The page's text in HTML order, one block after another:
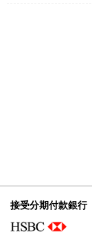
接受分期付款銀行